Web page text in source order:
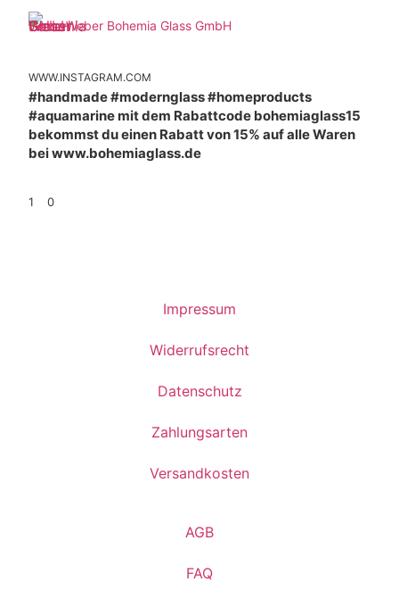
Weber Bohemia Glass GmbH
WWW.INSTAGRAM.COM
#handmade #modernglass #homeproducts
#aquamarine mit dem Rabattcode bohemiaglass15
bekommst du einen Rabatt von 15% auf alle Waren
bei www.bohemiaglass.de
1 0
Impressum
Widerrufsrecht
Datenschutz
Zahlungsarten
Versandkosten
AGB
FAQ